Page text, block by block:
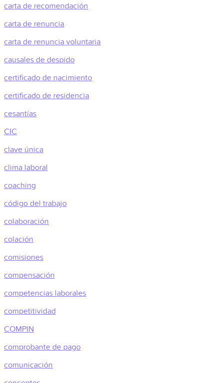
carta de recomendación
carta de renuncia
carta de renuncia voluntaria
causales de despido
certificado de nacimiento
certificado de residencia
cesantías
CIC
clave única
clima laboral
coaching
código del trabajo
colaboración
colación
comisiones
compensación
competencias laborales
competitividad
COMPIN
comprobante de pago
comunicación